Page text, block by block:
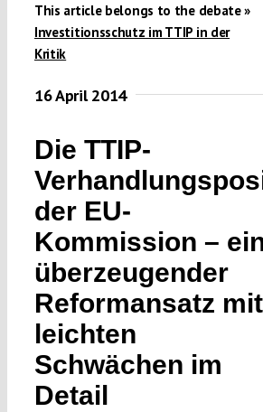
Verfassungs
Verfassungs
About
Submissions
Funding
Projects
This article belongs to the debate »
Investitionsschutz im TTIP in der
Kritik
16 April 2014
Die TTIP-
der EU-
Kommission –
überzeugender
Reformansatz mit
leichten
Schwächen im
Detail